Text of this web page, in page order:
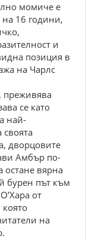
момиче е
16 години,
и
позиция в
на Чарлс
преживява
се като
най-
дворцовите
Амбър по-
остане вярна
бурен път към
от
която
на